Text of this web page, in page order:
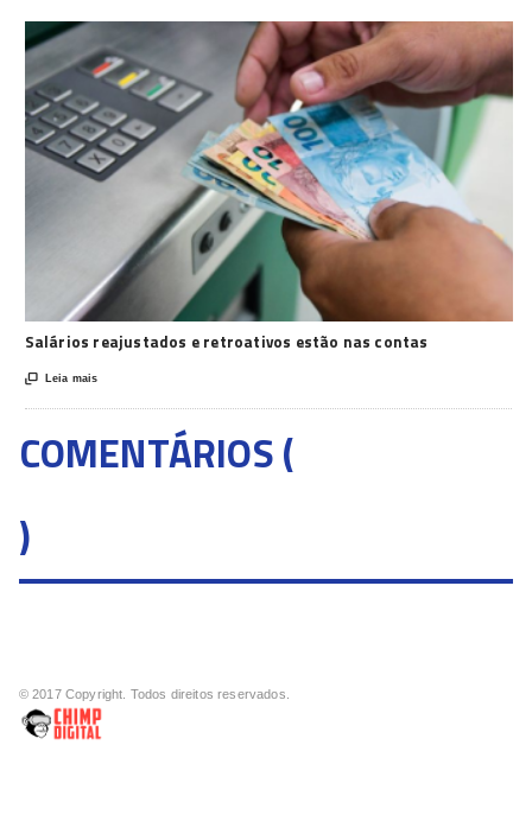
Salários reajustados e retroativos estão nas contas
 Leia mais
COMENTÁRIOS (
)
© 2017 Copyright. Todos direitos reservados.